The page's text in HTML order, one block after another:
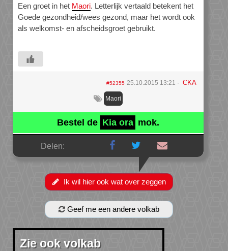
Een groet in het Maori. Letterlijk vertaald betekent het
Goede gezondheid/wees gezond, maar het wordt ook
als welkomst- en afscheidsgroet gebruikt.
#52355 25.10.2015 13:21 CKA
Maori
Bestel de Kia ora mok.
Delen:
Ik wil hier ook wat over zeggen
Geef me een andere volkab
Zie ook volkab